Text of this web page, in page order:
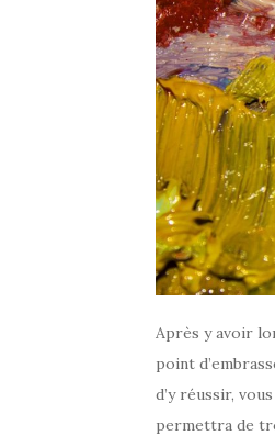
Après y avoir
point
d’y réussir,
permettra de